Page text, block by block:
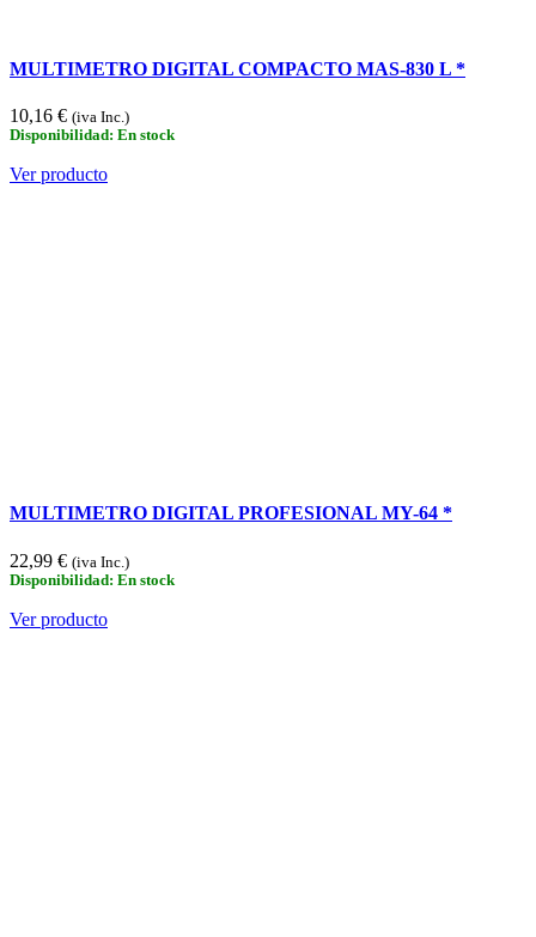
MULTIMETRO DIGITAL COMPACTO MAS-830 L *
10,16 € (iva Inc.)
Disponibilidad: En stock
Ver producto
MULTIMETRO DIGITAL PROFESIONAL MY-64 *
22,99 € (iva Inc.)
Disponibilidad: En stock
Ver producto